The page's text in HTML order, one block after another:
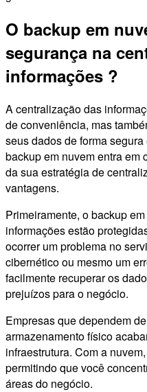
O backup em
segurança na
informações ?
A centralização das
de conveniência, mas
seus dados de forma
backup em nuvem entra em
da sua estratégia de
vantagens.
Primeiramente, o backup
informações estão
ocorrer um problema no
cibernético ou mesmo um
facilmente recuperar os
prejuízos para o negócio.
Empresas que dependem
armazenamento físico
infraestrutura. Com a
permitindo que você
áreas do negócio.